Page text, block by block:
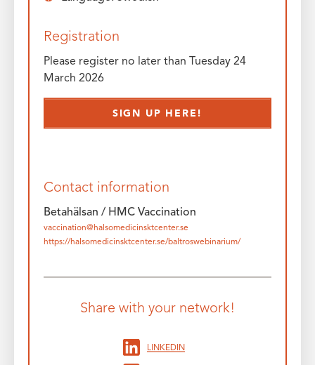
Registration
Please register no later than Tuesday 24
March 2026
SIGN UP HERE!
Contact information
Betahälsan / HMC Vaccination
vaccination@halsomedicinsktcenter.se
https://halsomedicinsktcenter.se/baltroswebinarium/
Share with your network!
LINKEDIN